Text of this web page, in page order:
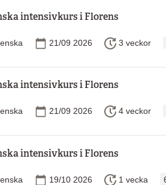
intensivkurs i Florens
Startdatum
21/09 2026 Längd
3 veckor
intensivkurs i Florens
Startdatum
21/09 2026 Längd
4 veckor
intensivkurs i Florens
Startdatum
19/10 2026 Längd
1 vecka